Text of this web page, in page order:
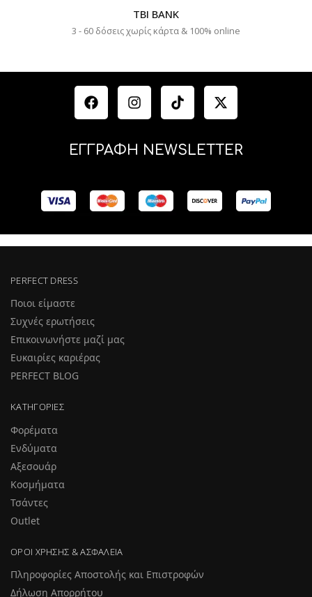
TBI BANK
3 - 60 δόσεις χωρίς κάρτα & 100% online
ΕΓΓΡΑΦΗ NEWSLETTER
PERFECT DRESS
Ποιοι είμαστε
Συχνές ερωτήσεις
Επικοινωνήστε μαζί μας
Ευκαιρίες καριέρας
PERFECT BLOG
ΚΑΤΗΓΟΡΊΕΣ
Φορέματα
Ενδύματα
Αξεσουάρ
Κοσμήματα
Τσάντες
Outlet
ΌΡΟΙ ΧΡΉΣΗΣ & ΑΣΦΆΛΕΙΑ
Πληροφορίες Αποστολής και Επιστροφών
Δήλωση Απορρήτου